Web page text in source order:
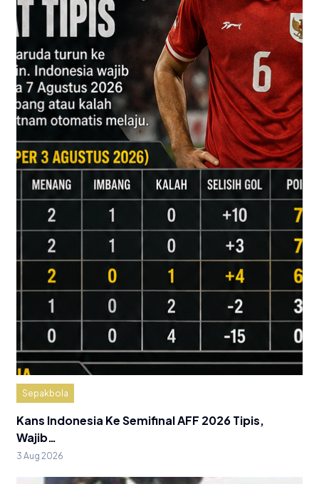
Sepakbola
Kans Indonesia Ke Semifinal AFF 2026 Tipis,
Wajib…
3 Aug 2026